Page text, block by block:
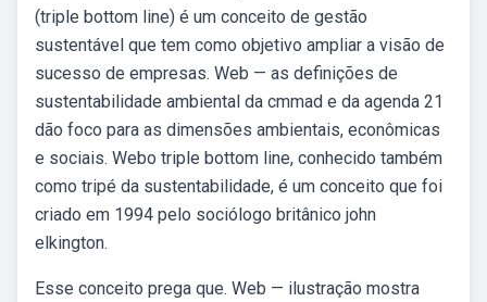
(triple bottom line) é um conceito de gestão
sustentável que tem como objetivo ampliar a visão de
sucesso de empresas. Web — as definições de
sustentabilidade ambiental da cmmad e da agenda 21
dão foco para as dimensões ambientais, econômicas
e sociais. Webo triple bottom line, conhecido também
como tripé da sustentabilidade, é um conceito que foi
criado em 1994 pelo sociólogo britânico john
elkington.
Esse conceito prega que. Web — ilustração mostra